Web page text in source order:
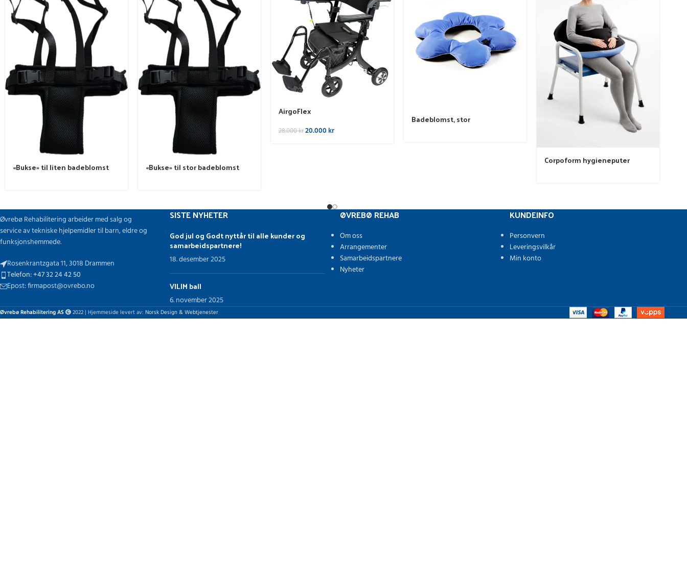
«Bukse» til liten badeblomst «Bukse» til stor badeblomst
AirgoFlex
28.000kr20.000kr
Badeblomst, stor
Corpoform hygieneputer
Øvrebø Rehabilitering arbeider med salg og
service av tekniske hjelpemidler til barn, eldre og
funksjonshemmede.
Rosenkrantzgata 11, 3018 Drammen
Telefon: +47 32 24 42 50
Epost: firmapost@ovrebo.no
SISTE NYHETER
God jul og Godt nyttår til alle kunder og
samarbeidspartnere!
18. desember 2025
VILIM ball
6. november 2025
ØVREBØ REHAB
Om oss
Arrangementer
Samarbeidspartnere
Nyheter
KUNDEINFO
Personvern
Leveringsvilkår
Min konto
Øvrebø Rehabilitering AS 2022 | Hjemmeside levert av: Norsk Design & Webtjenester